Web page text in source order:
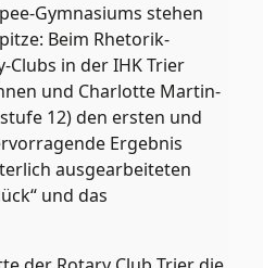
Gymnasiums stehen
Beim Rhetorik-
Clubs in der IHK Trier
und Charlotte Martin-
12) den ersten und
Ergebnis
ausgearbeiteten
und das